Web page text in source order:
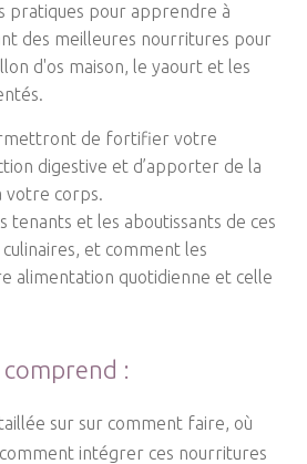
pratiques pour apprendre à
des meilleures nourritures pour
d'os maison, le yaourt et les
de fortifier votre
digestive et d’apporter de la
votre corps.
tenants et les aboutissants de ces
et comment les
alimentation quotidienne et celle
:
sur sur comment faire, où
intégrer ces nourritures